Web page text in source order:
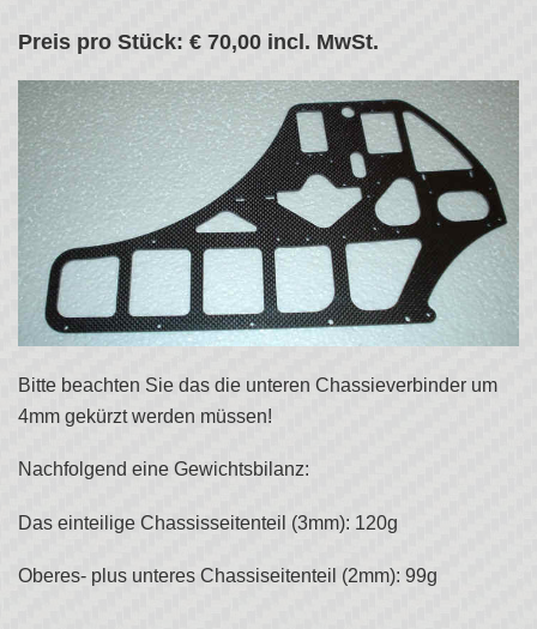
Preis pro Stück: € 70,00 incl. MwSt.
Bitte beachten Sie das die unteren Chassieverbinder um
4mm gekürzt werden müssen!
Nachfolgend eine Gewichtsbilanz:
Das einteilige Chassisseitenteil (3mm): 120g
Oberes- plus unteres Chassiseitenteil (2mm): 99g